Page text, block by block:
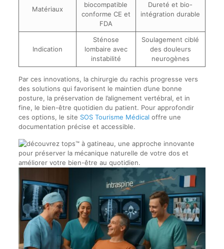
Matériaux
biocompatible
conforme CE et
FDA
Dureté et bio-
intégration durable
Indication
Sténose
lombaire avec
instabilité
Soulagement ciblé
des douleurs
neurogènes
Par ces innovations, la chirurgie du rachis progresse vers
des solutions qui favorisent le maintien d’une bonne
posture, la préservation de l’alignement vertébral, et in
fine, le bien-être quotidien du patient. Pour approfondir
ces options, le site SOS Tourisme Médical offre une
documentation précise et accessible.